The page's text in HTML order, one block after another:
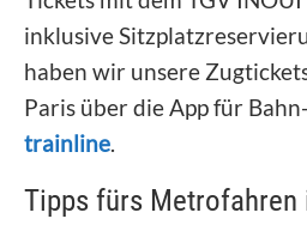
inklusive
haben wir unsere
Paris über die App für
trainline.
Tipps fürs Metrofahren